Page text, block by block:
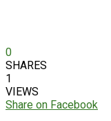
0
SHARES
1
VIEWS
Share on Facebook